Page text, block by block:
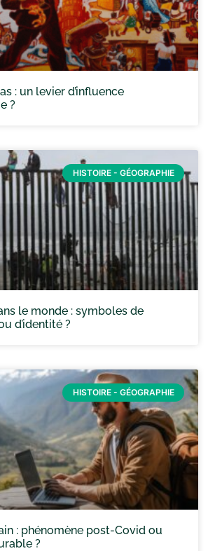
: un levier d’influence
?
HISTOIRE - GÉOGRAPHIE
le monde : symboles de
d’identité ?
HISTOIRE - GÉOGRAPHIE
: phénomène post-Covid ou
?